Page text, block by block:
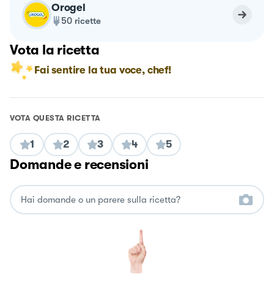
Orogel
50 ricette
Vota la ricetta
Fai sentire la tua voce, chef!
VOTA QUESTA RICETTA
1 2 3 4 5
Domande e recensioni